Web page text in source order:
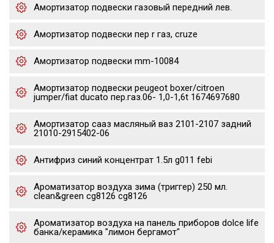
Амортизатор подвески газовый передний лев.
Амортизатор подвески пер r газ, cruze
Амортизатор подвески mm-10084
Амортизатор подвески peugeot boxer/citroen
jumper/fiat ducato пер.газ.06- 1,0-1,6t 1674697680
Амортизатор сааз масляный ваз 2101-2107 задний
21010-2915402-06
Антифриз синий концентрат 1.5л g011 febi
Ароматизатор воздуха зима (триггер) 250 мл.
clean&green cg8126 cg8126
Ароматизатор воздуха на панель приборов dolce life
банка/керамика "лимон бергамот"